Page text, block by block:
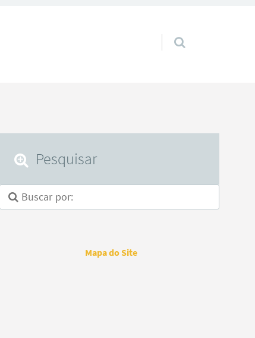
Pular para o conteúdo
Pesquisar
Mapa do Site